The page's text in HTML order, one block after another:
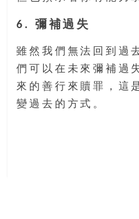
6. 彌補過失
雖然我們無法回到過
們可以在未來彌補過
來的善行來贖罪，這
變過去的方式。